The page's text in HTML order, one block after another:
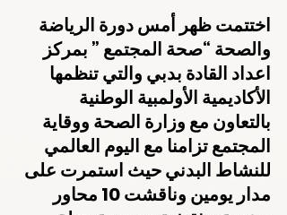
اختتمت ظهر أمس دورة الرياضة
والصحة “صحة المجتمع ” بمركز
اعداد القادة بدبي والتي تنظمها
الأكاديمية الأولمبية الوطنية
بالتعاون مع وزارة الصحة ووقاية
المجتمع تزامنا مع اليوم العالمي
للنشاط البدني حيث استمرت على
مدار يومين وناقشت 10 محاور